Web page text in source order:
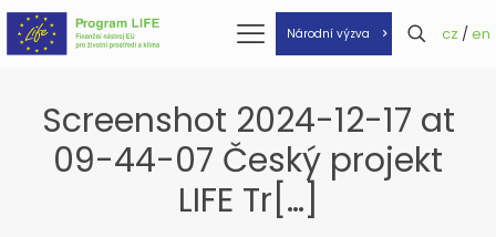
Národní výzva cz / en
Screenshot 2024-12-17 at
09-44-07 Český projekt
LIFE Tr[…]